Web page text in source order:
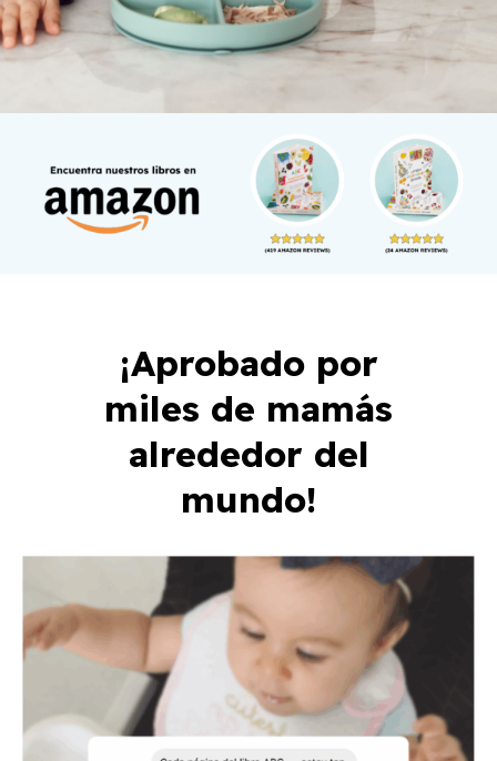
¡Aprobado por
miles de mamás
alrededor del
mundo!